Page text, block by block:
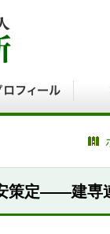
策定――建専